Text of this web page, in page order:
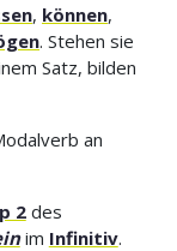
, können,
. Stehen sie
Satz, bilden
an
2des
im Infinitiv.